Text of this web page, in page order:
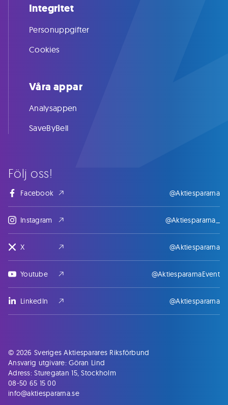
Följ oss!
Facebook @Aktiespararna
Instagram @Aktiespararna_
X @Aktiespararna
Youtube @AktiespararnaEvent
LinkedIn @Aktiespararna
Integritet
Personuppgifter
Cookies
Våra appar
Analysappen
SaveByBell
© 2026 Sveriges Aktiesparares Riksförbund
Ansvarig utgivare: Göran Lind
Adress: Sturegatan 15, Stockholm
08-50 65 15 00
info@aktiespararna.se